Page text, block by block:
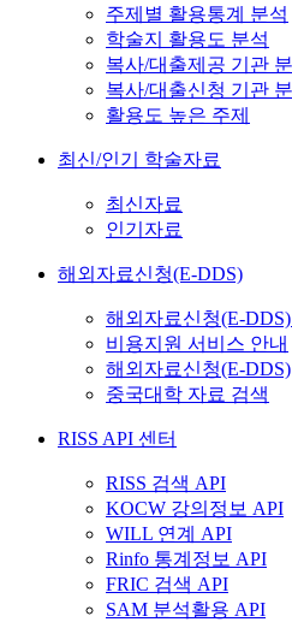
주제별 활용통계 분석
학술지 활용도 분석
복사/대출제공 기관
복사/대출신청 기관
활용도 높은 주제
최신/인기 학술자료
최신자료
인기자료
해외자료신청(E-DDS)
해외자료신청(E-
비용지원 서비스 안내
해외자료신청(E-DDS)
중국대학 자료 검색
RISS API 센터
RISS 검색 API
KOCW 강의정보 API
WILL 연계 API
Rinfo 통계정보 API
FRIC 검색 API
SAM 분석활용 API